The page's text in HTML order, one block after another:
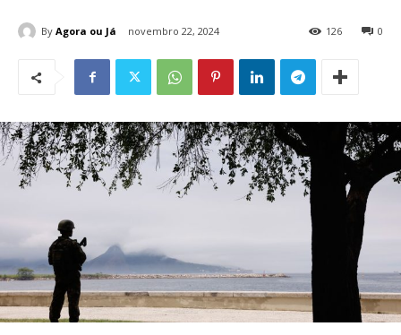
By Agora ou Já novembro 22, 2024 0
126